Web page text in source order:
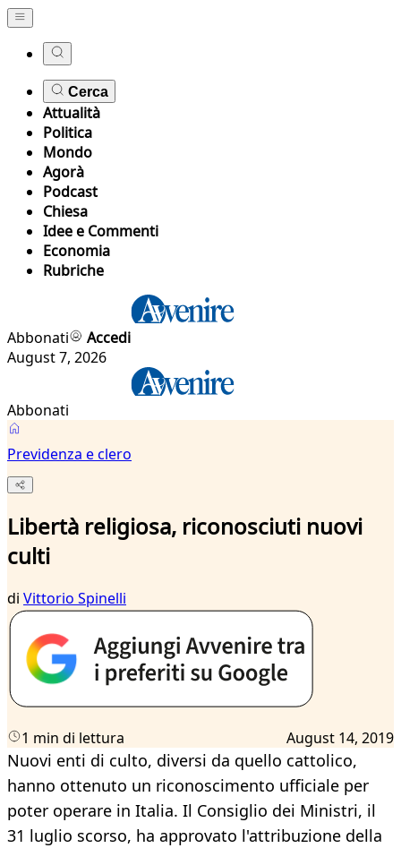
Cerca
Attualità
Politica
Mondo
Agorà
Podcast
Chiesa
Idee e Commenti
Economia
Rubriche
Abbonati
Accedi
August 7, 2026
Abbonati
Previdenza e clero
Libertà religiosa, riconosciuti nuovi
culti
di Vittorio Spinelli
1 min di lettura August 14, 2019
Nuovi enti di culto, diversi da quello cattolico,
hanno ottenuto un riconoscimento ufficiale per
poter operare in Italia. Il Consiglio dei Ministri, il
31 luglio scorso, ha approvato l'attribuzione della